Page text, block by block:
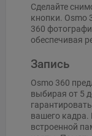
Сделайте
кнопки. Osmo
360
обеспечивая
Запись
Osmo 360
выбирая от 5
вашего кадра.
встроенной